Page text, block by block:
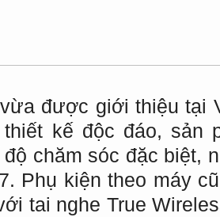
được giới thiệu tại
thiết kế độc đáo, sản
chăm sóc đặc biệt,
Phụ kiện theo máy
tai nghe True